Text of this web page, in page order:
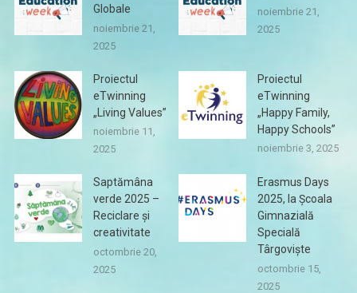
Globale
noiembrie 21,
2025
noiembrie 21,
2025
Proiectul
eTwinning
„Living Values”
noiembrie 11,
2025
Proiectul
eTwinning
„Happy Family,
Happy Schools”
noiembrie 3, 2025
Saptămâna
verde 2025 –
Reciclare și
creativitate
octombrie 20,
2025
Erasmus Days
2025, la Școala
Gimnazială
Specială
Târgoviște
octombrie 15,
2025